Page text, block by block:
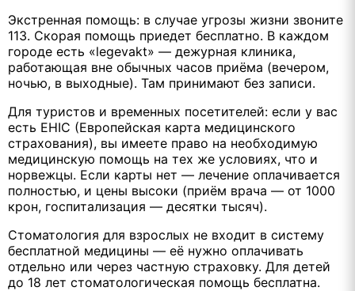
Экстренная помощь: в случае угрозы жизни звоните
113. Скорая помощь приедет бесплатно. В каждом
городе есть «legevakt» — дежурная клиника,
работающая вне обычных часов приёма (вечером,
ночью, в выходные). Там принимают без записи.
Для туристов и временных посетителей: если у вас
есть EHIC (Европейская карта медицинского
страхования), вы имеете право на необходимую
медицинскую помощь на тех же условиях, что и
норвежцы. Если карты нет — лечение оплачивается
полностью, и цены высоки (приём врача — от 1000
крон, госпитализация — десятки тысяч).
Стоматология для взрослых не входит в систему
бесплатной медицины — её нужно оплачивать
отдельно или через частную страховку. Для детей
до 18 лет стоматологическая помощь бесплатна.